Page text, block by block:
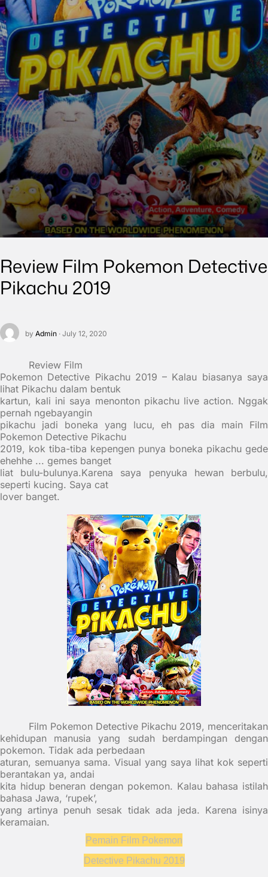
Review Film Pokemon Detective
Pikachu 2019
by Admin · July 12, 2020
Review Film
Pokemon Detective Pikachu 2019 – Kalau biasanya saya
lihat Pikachu dalam bentuk
kartun, kali ini saya menonton pikachu live action. Nggak
pernah ngebayangin
pikachu jadi boneka yang lucu, eh pas dia main Film
Pokemon Detective Pikachu
2019, kok tiba-tiba kepengen punya boneka pikachu gede
ehehhe ... gemes banget
liat bulu-bulunya.Karena saya penyuka hewan berbulu,
seperti kucing. Saya cat
lover banget.
Film Pokemon Detective Pikachu 2019, menceritakan
kehidupan manusia yang sudah berdampingan dengan
pokemon. Tidak ada perbedaan
aturan, semuanya sama. Visual yang saya lihat kok seperti
berantakan ya, andai
kita hidup beneran dengan pokemon. Kalau bahasa istilah
bahasa Jawa, ‘rupek’,
yang artinya penuh sesak tidak ada jeda. Karena isinya
keramaian.
Pemain Film Pokemon
Detective Pikachu 2019